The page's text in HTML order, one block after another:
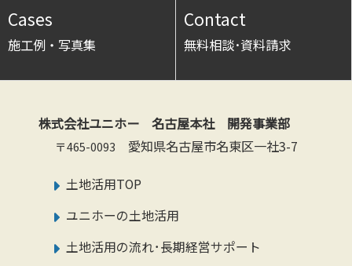
Cases
施工例・写真集
Contact
無料相談･資料請求
株式会社ユニホー 名古屋本社 開発事業部
〒465-0093 愛知県名古屋市名東区一社3-7
土地活用TOP
ユニホーの土地活用
土地活用の流れ･長期経営サポート